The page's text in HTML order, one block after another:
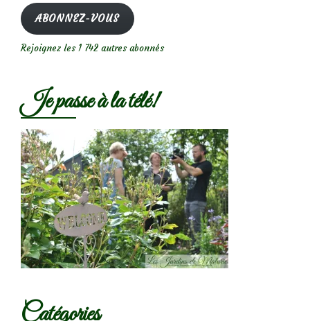
mail
ABONNEZ-VOUS
Rejoignez les 1 742 autres abonnés
Je passe à la télé!
Catégories